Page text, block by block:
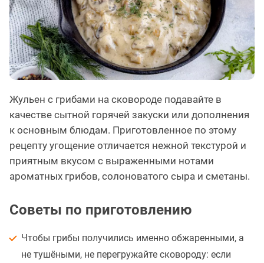
Жульен с грибами на сковороде подавайте в
качестве сытной горячей закуски или дополнения
к основным блюдам. Приготовленное по этому
рецепту угощение отличается нежной текстурой и
приятным вкусом с выраженными нотами
ароматных грибов, солоноватого сыра и сметаны.
Советы по приготовлению
Чтобы грибы получились именно обжаренными, а
не тушёными, не перегружайте сковороду: если